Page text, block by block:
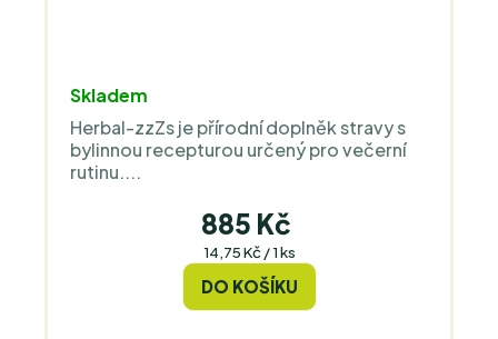
hodnocení
produktu
je
Skladem
Herbal-zzZs je přírodní doplněk stravy s
bylinnou recepturou určený pro večerní
rutinu....
885 Kč
Měrná
14,75 Kč / 1 ks
DO KOŠÍKU